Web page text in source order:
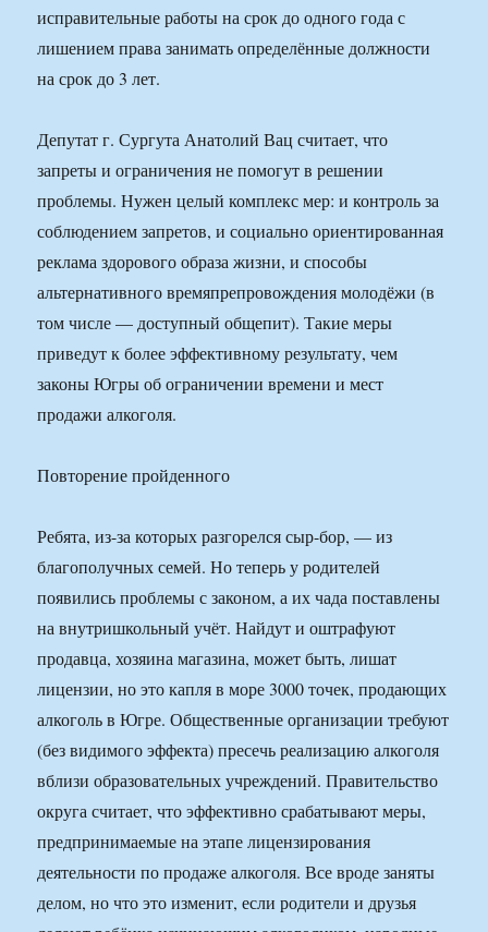
исправительные работы на срок до одного года с
лишением права занимать определённые должности
на срок до 3 лет.
Депутат г. Сургута Анатолий Вац считает, что
запреты и ограничения не помогут в решении
проблемы. Нужен целый комплекс мер: и контроль за
соблюдением запретов, и социально ориентированная
реклама здорового образа жизни, и способы
альтернативного времяпрепровождения молодёжи (в
том числе — доступный общепит). Такие меры
приведут к более эффективному результату, чем
законы Югры об ограничении времени и мест
продажи алкоголя.
Повторение пройденного
Ребята, из-за которых разгорелся сыр-бор, — из
благополучных семей. Но теперь у родителей
появились проблемы с законом, а их чада поставлены
на внутришкольный учёт. Найдут и оштрафуют
продавца, хозяина магазина, может быть, лишат
лицензии, но это капля в море 3000 точек, продающих
алкоголь в Югре. Общественные организации требуют
(без видимого эффекта) пресечь реализацию алкоголя
вблизи образовательных учреждений. Правительство
округа считает, что эффективно срабатывают меры,
предпринимаемые на этапе лицензирования
деятельности по продаже алкоголя. Все вроде заняты
делом, но что это изменит, если родители и друзья